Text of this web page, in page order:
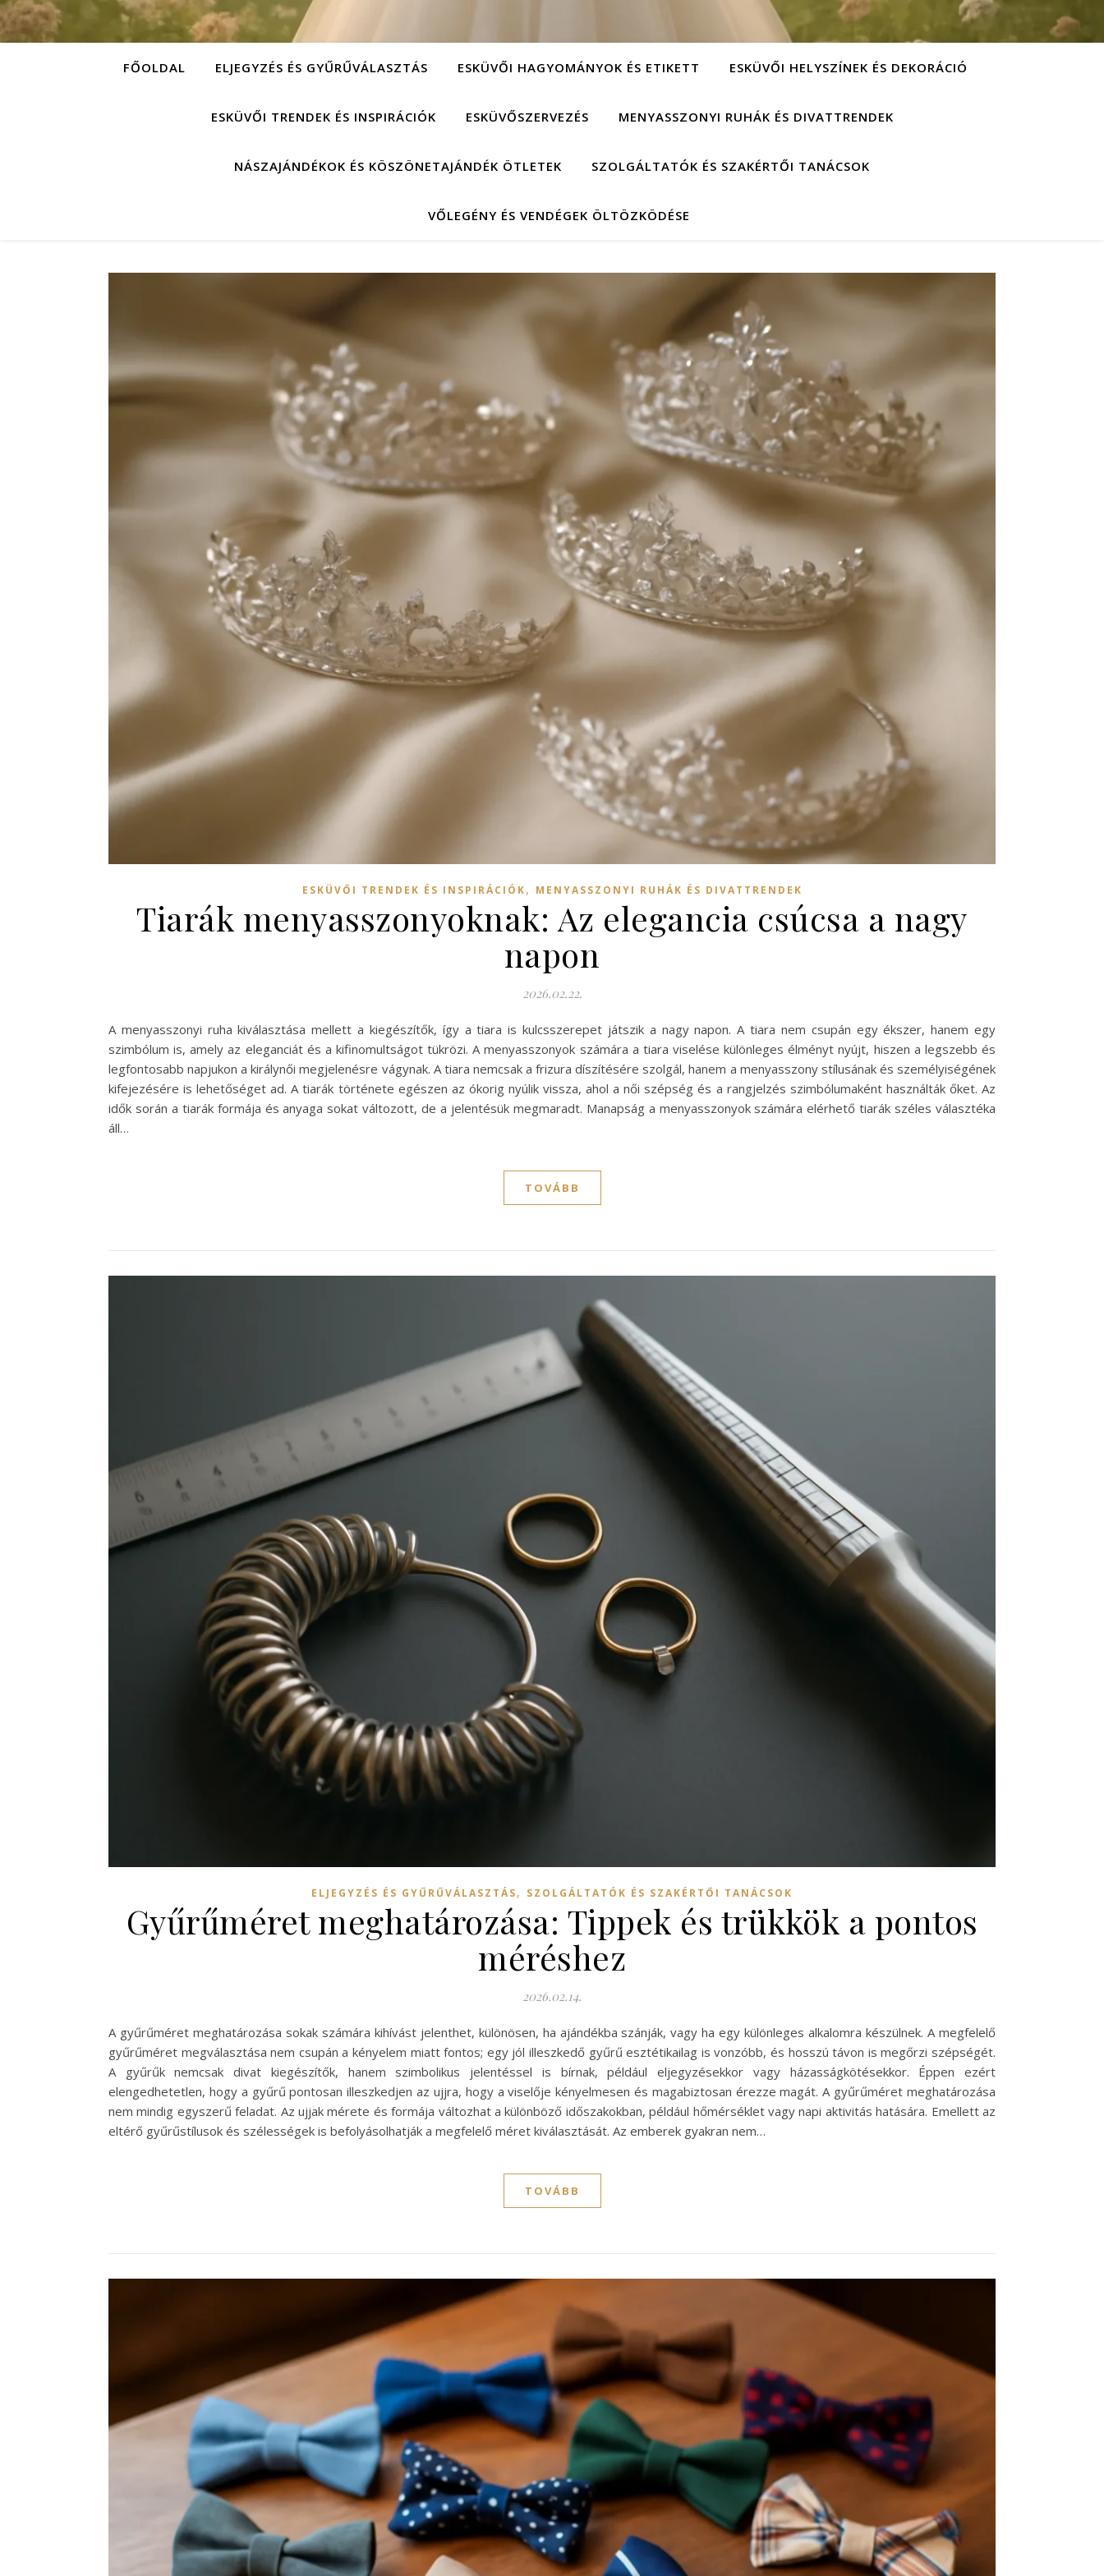
FŐOLDAL ELJEGYZÉS ÉS GYŰRŰVÁLASZTÁS ESKÜVŐI HAGYOMÁNYOK ÉS ETIKETT ESKÜVŐI HELYSZÍNEK ÉS DEKORÁCIÓ
ESKÜVŐI TRENDEK ÉS INSPIRÁCIÓK ESKÜVŐSZERVEZÉS MENYASSZONYI RUHÁK ÉS DIVATTRENDEK
NÁSZAJÁNDÉKOK ÉS KÖSZÖNETAJÁNDÉK ÖTLETEK SZOLGÁLTATÓK ÉS SZAKÉRTŐI TANÁCSOK
VŐLEGÉNY ÉS VENDÉGEK ÖLTÖZKÖDÉSE
ESKÜVŐI TRENDEK ÉS INSPIRÁCIÓK, MENYASSZONYI RUHÁK ÉS DIVATTRENDEK
Tiarák menyasszonyoknak: Az elegancia csúcsa a nagy
napon
2026.02.22.
A menyasszonyi ruha kiválasztása mellett a kiegészítők, így a tiara is kulcsszerepet játszik a nagy napon. A tiara nem csupán egy ékszer, hanem egy
szimbólum is, amely az eleganciát és a kifinomultságot tükrözi. A menyasszonyok számára a tiara viselése különleges élményt nyújt, hiszen a legszebb és
legfontosabb napjukon a királynői megjelenésre vágynak. A tiara nemcsak a frizura díszítésére szolgál, hanem a menyasszony stílusának és személyiségének
kifejezésére is lehetőséget ad. A tiarák története egészen az ókorig nyúlik vissza, ahol a női szépség és a rangjelzés szimbólumaként használták őket. Az
idők során a tiarák formája és anyaga sokat változott, de a jelentésük megmaradt. Manapság a menyasszonyok számára elérhető tiarák széles választéka
áll…
TOVÁBB
ELJEGYZÉS ÉS GYŰRŰVÁLASZTÁS, SZOLGÁLTATÓK ÉS SZAKÉRTŐI TANÁCSOK
Gyűrűméret meghatározása: Tippek és trükkök a pontos
méréshez
2026.02.14.
A gyűrűméret meghatározása sokak számára kihívást jelenthet, különösen, ha ajándékba szánják, vagy ha egy különleges alkalomra készülnek. A megfelelő
gyűrűméret megválasztása nem csupán a kényelem miatt fontos; egy jól illeszkedő gyűrű esztétikailag is vonzóbb, és hosszú távon is megőrzi szépségét.
A gyűrűk nemcsak divat kiegészítők, hanem szimbolikus jelentéssel is bírnak, például eljegyzésekkor vagy házasságkötésekkor. Éppen ezért
elengedhetetlen, hogy a gyűrű pontosan illeszkedjen az ujjra, hogy a viselője kényelmesen és magabiztosan érezze magát. A gyűrűméret meghatározása
nem mindig egyszerű feladat. Az ujjak mérete és formája változhat a különböző időszakokban, például hőmérséklet vagy napi aktivitás hatására. Emellett az
eltérő gyűrűstílusok és szélességek is befolyásolhatják a megfelelő méret kiválasztását. Az emberek gyakran nem…
TOVÁBB